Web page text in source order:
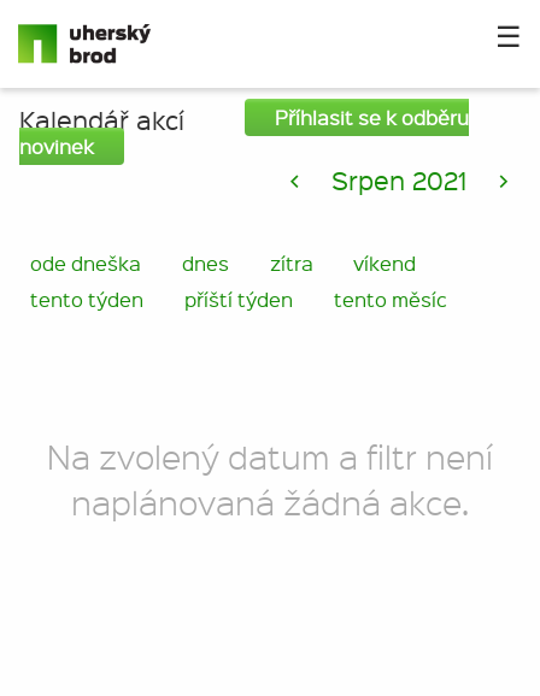
☰
Kalendář akcí
Příhlasit se k odběru
novinek
< Srpen 2021 >
ode dneška dnes zítra
víkend
tento týden
příští týden tento měsíc
Na zvolený datum a filtr není
naplánovaná žádná akce.